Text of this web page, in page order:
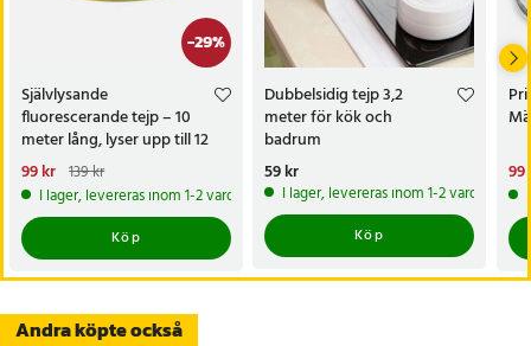
-29%
Självlysande
fluorescerande tejp – 10
meter lång, lyser upp till 12
timmar i mörker
Nuvarande pris
99 krTidigare pris:139 kr
99 kr 139 kr
I lager, levereras inom 1-2 vardagar
Köp
Dubbelsidig tejp 3,2
meter för kök och
badrum
Pris:
59 kr
I lager, levereras inom 1-2 vardagar
Köp
99
99
Andra köpte också